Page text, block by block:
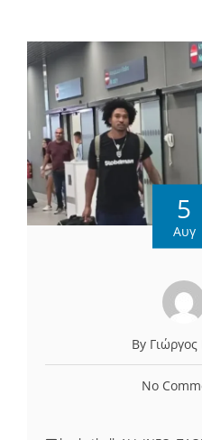
5
Αυγ
By
No